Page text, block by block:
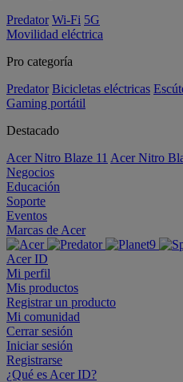
Predator Wi-Fi 5G
Movilidad eléctrica
Pro categoría
Predator Bicicletas eléctricas
Gaming portátil
Destacado
Acer Nitro Blaze 11 Acer Nitro
Negocios
Educación
Soporte
Eventos
Marcas de Acer
Acer ID
Mi perfil
Mis productos
Registrar un producto
Mi comunidad
Cerrar sesión
Iniciar sesión
Registrarse
¿Qué es Acer ID?